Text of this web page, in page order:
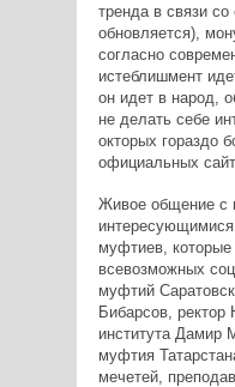
тренда в связи со
обновляется),
согласно
истеблишмент
он идет в народ,
не делать себе
окторых гораздо
официальных
Живое общение с
муфтиев, которые
всевозможных
муфтий
Бибарсов, ректор
института Дамир
муфтия
мечетей,